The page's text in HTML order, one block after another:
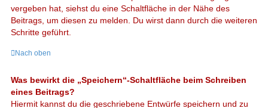
vergeben hat, siehst du eine Schaltfläche in der Nähe des
Beitrags, um diesen zu melden. Du wirst dann durch die weiteren
Schritte geführt.
Nach oben
Was bewirkt die „Speichern“-Schaltfläche beim Schreiben
eines Beitrags?
Hiermit kannst du die geschriebene Entwürfe speichern und zu